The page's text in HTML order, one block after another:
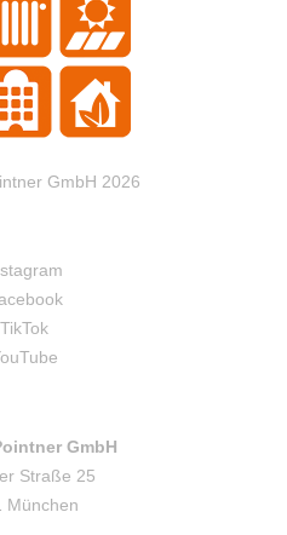
GmbH 2026
TikTok
GmbH
Straße 25
München